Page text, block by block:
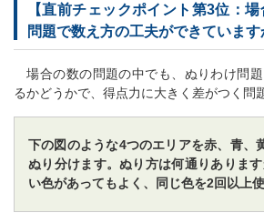
【直前チェックポイント第3位：
問題で数え方の工夫ができています
場合の数の問題の中でも、ぬりわけ問
るかどうかで、得点力に大きく差がつく問
下の図のような4つのエリアを赤、青、
ぬり分けます。ぬり方は何通りありま
い色があってもよく、同じ色を2回以上